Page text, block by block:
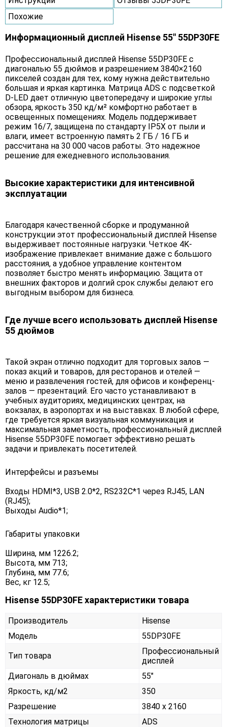
Похожие
Информационный дисплей Hisense 55" 55DP30FE
Профессиональный дисплей Hisense 55DP30FE с
диагональю 55 дюймов и разрешением 3840×2160
пикселей создан для тех, кому нужна действительно
большая и яркая картинка. Матрица ADS с подсветкой
D-LED дает отличную цветопередачу и широкие углы
обзора, яркость 350 кд/м² комфортно работает в
освещенных помещениях. Модель поддерживает
режим 16/7, защищена по стандарту IP5X от пыли и
влаги, имеет встроенную память 2 ГБ / 16 ГБ и
рассчитана на 30 000 часов работы. Это надежное
решение для ежедневного использования.
Высокие характеристики для интенсивной
эксплуатации
Благодаря качественной сборке и продуманной
конструкции этот профессиональный дисплей Hisense
выдерживает постоянные нагрузки. Четкое 4K-
изображение привлекает внимание даже с большого
расстояния, а удобное управление контентом
позволяет быстро менять информацию. Защита от
внешних факторов и долгий срок службы делают его
выгодным выбором для бизнеса.
Где лучше всего использовать дисплей Hisense
55 дюймов
Такой экран отлично подходит для торговых залов —
показ акций и товаров, для ресторанов и отелей —
меню и развлечения гостей, для офисов и конференц-
залов — презентаций. Его часто устанавливают в
учебных аудиториях, медицинских центрах, на
вокзалах, в аэропортах и на выставках. В любой сфере,
где требуется яркая визуальная коммуникация и
максимальная заметность, профессиональный дисплей
Hisense 55DP30FE помогает эффективно решать
задачи и привлекать посетителей.
Интерфейсы и разъемы
Входы HDMI*3, USB 2.0*2, RS232С*1 через RJ45, LAN
(RJ45);
Выходы Audio*1;
Габариты упаковки
Ширина, мм 1226.2;
Высота, мм 713;
Глубина, мм 77.6;
Вес, кг 12.5;
Hisense 55DP30FE характеристики товара
Производитель
Hisense
Модель
55DP30FE
Тип товара
Профессиональный
дисплей
Диагональ в дюймах
55"
Яркость, кд/м2
350
Разрешение
3840 x 2160
Технология матрицы
ADS